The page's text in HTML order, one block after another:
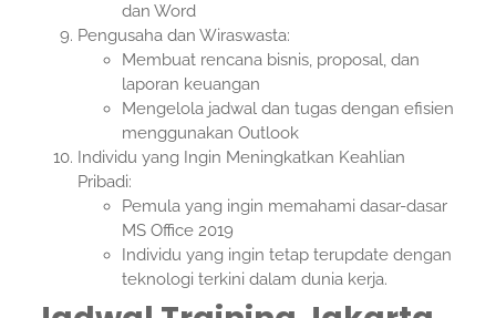
dan Word
Pengusaha dan Wiraswasta:
Membuat rencana bisnis, proposal, dan
laporan keuangan
Mengelola jadwal dan tugas dengan efisien
menggunakan Outlook
Individu yang Ingin Meningkatkan Keahlian
Pribadi:
Pemula yang ingin memahami dasar-dasar
MS Office 2019
Individu yang ingin tetap terupdate dengan
teknologi terkini dalam dunia kerja.